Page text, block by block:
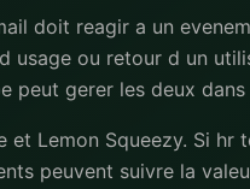
doit reagir a un
usage ou retour d un
peut gerer les deux
Lemon Squeezy. Si hr
peuvent suivre la